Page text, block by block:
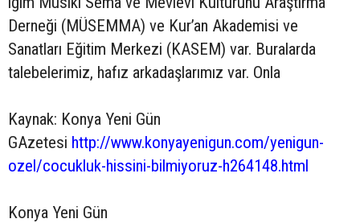
Derneği (MÜSEMMA) ve Kur’an Akademisi ve
Sanatları Eğitim Merkezi (KASEM) var. Buralarda
talebelerimiz, hafız arkadaşlarımız var. Onla
Kaynak: Konya Yeni Gün
GAzetesi http://www.konyayenigun.com/yenigun-
ozel/cocukluk-hissini-bilmiyoruz-h264148.html
Konya Yeni Gün